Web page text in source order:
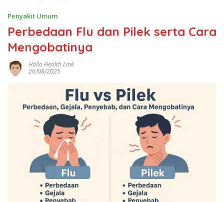
Penyakit Umum
Perbedaan Flu dan Pilek serta Cara
Mengobatinya
Hallo Health Link
26/08/2025